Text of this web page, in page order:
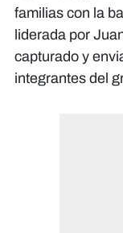
familias con la
liderada por
capturado y
integrantes del